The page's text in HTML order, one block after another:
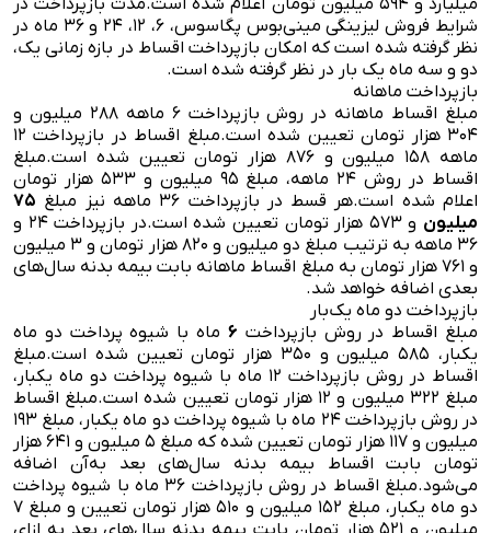
میلیارد و ۵۹۴ میلیون تومان اعلام شده است.
مدت بازپرداخت در
شرایط فروش لیزینگی مینی‌بوس پگاسوس، ۶، ۱۲، ۲۴ و ۳۶ ماه در
نظر گرفته شده است که امکان بازپرداخت اقساط در بازه زمانی یک،
دو و سه ماه یک بار در نظر گرفته شده است.
بازپرداخت ماهانه
مبلغ اقساط ماهانه در روش بازپرداخت ۶ ماهه ۲۸۸ میلیون و
۳۰۴ هزار تومان تعیین شده است.
مبلغ اقساط در بازپرداخت ۱۲
ماهه ۱۵۸ میلیون و ۸۷۶ هزار تومان تعیین شده است.
مبلغ
اقساط در روش ۲۴ ماهه، مبلغ ۹۵ میلیون و ۵۳۳ هزار تومان
اعلام شده است.هر قسط در بازپرداخت ۳۶ ماهه نیز مبلغ
۷۵
میلیون و ۵۷۳ هزار تومان تعیین شده است.
در بازپرداخت ۲۴ و
۳۶ ماهه به ترتیب مبلغ دو میلیون و ۸۲۰ هزار تومان و ۳ میلیون
و ۷۶۱ هزار تومان به مبلغ اقساط ماهانه بابت بیمه بدنه سال‌های
بعدی اضافه خواهد شد.
بازپرداخت دو ماه یک‌بار
مبلغ اقساط در روش بازپرداخت ۶ ماه با شیوه پرداخت دو ماه
یکبار، ۵۸۵ میلیون و ۳۵۰ هزار تومان تعیین شده است.
مبلغ
اقساط در روش بازپرداخت ۱۲ ماه با شیوه پرداخت دو ماه یکبار،
مبلغ ۳۲۲ میلیون و ۱۲ هزار تومان تعیین شده است.
مبلغ اقساط
در روش بازپرداخت ۲۴ ماه با شیوه پرداخت دو ماه یکبار، مبلغ ۱۹۳
میلیون و ۱۱۷ هزار تومان تعیین شده که مبلغ ۵ میلیون و ۶۴۱ هزار
تومان بابت اقساط بیمه بدنه سال‌های بعد به‌آن اضافه
می‌شود.
مبلغ اقساط در روش بازپرداخت ۳۶ ماه با شیوه پرداخت
دو ماه یکبار، مبلغ ۱۵۲ میلیون و ۵۱۰ هزار تومان تعیین و مبلغ ۷